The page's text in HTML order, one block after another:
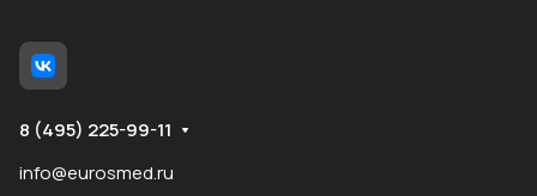
8 (495) 225-99-11
info@eurosmed.ru